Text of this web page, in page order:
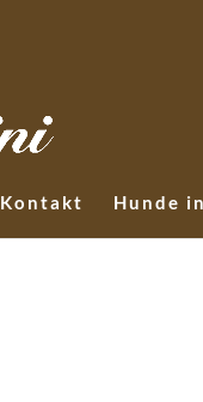
Kontakt Hunde